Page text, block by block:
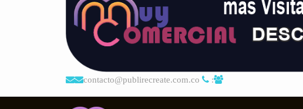
contacto@publirecreate.com.co :